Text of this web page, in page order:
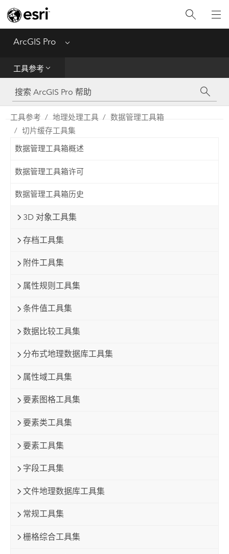
ArcGIS Pro Menu
工具参考
工具参考
Python
SDK
工具参考 地理处理工具
数据管理工具箱
切片缓存工具集
数据管理工具箱概述
数据管理工具箱许可
数据管理工具箱历史
3D 对象工具集
存档工具集
附件工具集
属性规则工具集
条件值工具集
数据比较工具集
分布式地理数据库工具集
属性域工具集
要素图格工具集
要素类工具集
要素工具集
字段工具集
文件地理数据库工具集
常规工具集
栅格综合工具集